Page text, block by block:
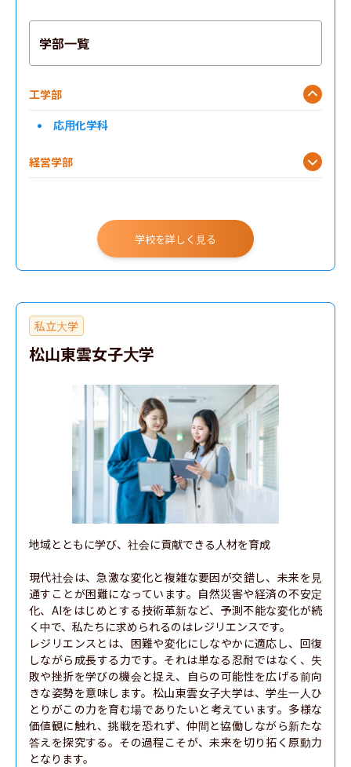
学部一覧
工学部
応用化学科
経営学部
学校を詳しく見る
私立大学
松山東雲女子大学
地域とともに学び、社会に貢献できる人材を育成
現代社会は、急激な変化と複雑な要因が交錯し、未来を見
通すことが困難になっています。自然災害や経済の不安定
化、AIをはじめとする技術革新など、予測不能な変化が続
く中で、私たちに求められるのはレジリエンスです。
レジリエンスとは、困難や変化にしなやかに適応し、回復
しながら成長する力です。それは単なる忍耐ではなく、失
敗や挫折を学びの機会と捉え、自らの可能性を広げる前向
きな姿勢を意味します。松山東雲女子大学は、学生一人ひ
とりがこの力を育む場でありたいと考えています。多様な
価値観に触れ、挑戦を恐れず、仲間と協働しながら新たな
答えを探究する。その過程こそが、未来を切り拓く原動力
となります。